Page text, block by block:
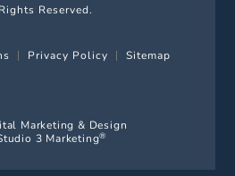
Reserved.
Privacy Policy Sitemap
Marketing & Design
3 Marketing®